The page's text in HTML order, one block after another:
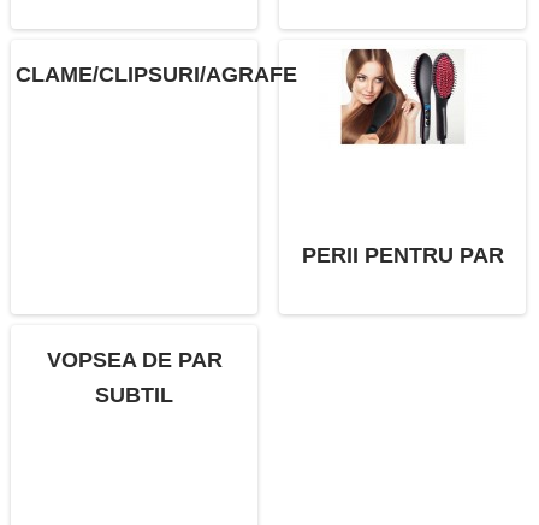
CLAME/CLIPSURI/AGRAFE
PERII PENTRU PAR
VOPSEA DE PAR
SUBTIL